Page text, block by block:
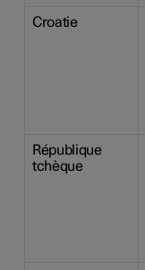
Croatie
République
tchèque